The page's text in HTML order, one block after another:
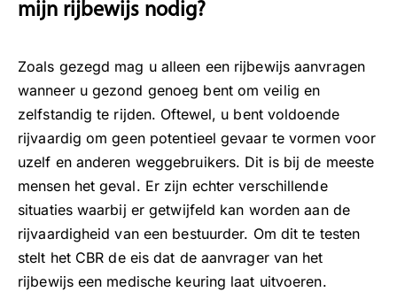
mijn rijbewijs nodig?
Zoals gezegd mag u alleen een rijbewijs aanvragen
wanneer u gezond genoeg bent om veilig en
zelfstandig te rijden. Oftewel, u bent voldoende
rijvaardig om geen potentieel gevaar te vormen voor
uzelf en anderen weggebruikers. Dit is bij de meeste
mensen het geval. Er zijn echter verschillende
situaties waarbij er getwijfeld kan worden aan de
rijvaardigheid van een bestuurder. Om dit te testen
stelt het CBR de eis dat de aanvrager van het
rijbewijs een medische keuring laat uitvoeren.